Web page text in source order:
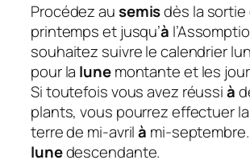
Procédez ausemisdès la sortie
printemps et jusqu’à
souhaitez suivre le calendrier
pour la lunemontante et les
Si toutefois vous avez réussià
plants, vous pourrez effectuer
terre de mi-avrilà mi-
lunedescendante.